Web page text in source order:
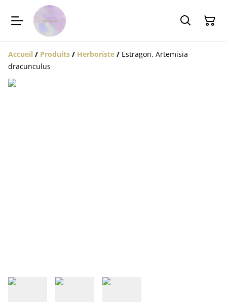
Accueil / Produits / Herboriste / Estragon, Artemisia
dracunculus